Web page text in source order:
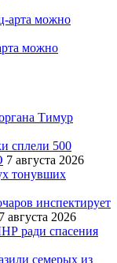
можно
Тимур
сплели 500
7 августа 2026
тонувших
инспектирует
7 августа 2026
ради спасения
семерых из